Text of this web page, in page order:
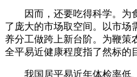
因而，还要吃得科学。为
了庞大的市场取空间。以市场
养分工做跨上新台阶。为鞭策
全平易近健康程度指了然标的
我国居平易近年体检率低